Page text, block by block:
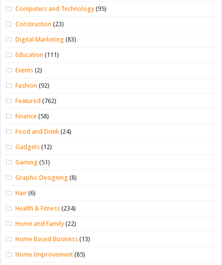
Computers and Technology(95)
Construction (23)
Digital Marketing (83)
Education (111)
Events (2)
Fashion (92)
Featured (762)
Finance (58)
Food and Drink (24)
Gadgets (12)
Gaming (51)
Graphic Designing (8)
Hair (6)
Health & Fitness (234)
Home and Family(22)
Home Based Business (13)
Home Improvement (85)